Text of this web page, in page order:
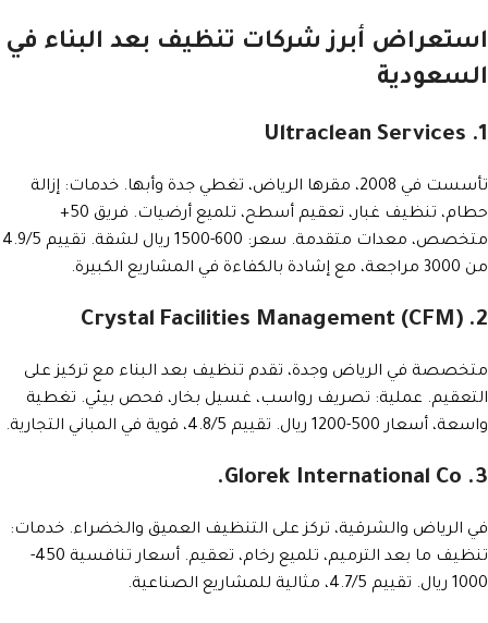
استعراض أبرز شركات تنظيف بعد البناء في
السعودية
1. Ultraclean Services
تأسست في 2008، مقرها الرياض، تغطي جدة وأبها. خدمات: إزالة
حطام، تنظيف غبار، تعقيم أسطح، تلميع أرضيات. فريق 50+
متخصص، معدات متقدمة. سعر: 600-1500 ريال لشقة. تقييم 4.9/5
من 3000 مراجعة، مع إشادة بالكفاءة في المشاريع الكبيرة.
2. Crystal Facilities Management (CFM)
متخصصة في الرياض وجدة، تقدم تنظيف بعد البناء مع تركيز على
التعقيم. عملية: تصريف رواسب، غسيل بخار، فحص بيئي. تغطية
واسعة، أسعار 500-1200 ريال. تقييم 4.8/5، قوية في المباني التجارية.
3. Glorek International Co.
في الرياض والشرقية، تركز على التنظيف العميق والخضراء. خدمات:
تنظيف ما بعد الترميم، تلميع رخام، تعقيم. أسعار تنافسية 450-
1000 ريال. تقييم 4.7/5، مثالية للمشاريع الصناعية.